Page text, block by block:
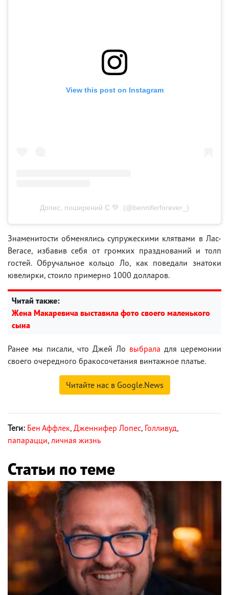
View this post on Instagram
Допис, поширений C 💚. (@benniferforever_)
Знаменитости обменялись супружескими клятвами в Лас-
Вегасе, избавив себя от громких празднований и толп
гостей. Обручальное кольцо Ло, как поведали знатоки
ювелирки, стоило примерно 1000 долларов.
Читай также:
Жена Макаревича выставила фото своего маленького
сына
Ранее мы писали, что Джей Ло выбрала для церемонии
своего очередного бракосочетания винтажное платье.
Читайте нас в Google.News
Теги: Бен Аффлек, Дженнифер Лопес, Голливуд,
папарацци, личная жизнь
Статьи по теме